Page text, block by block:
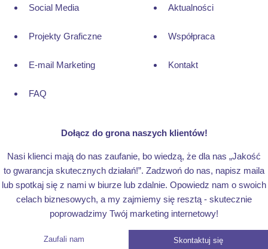
Social Media
Projekty Graficzne
E-mail Marketing
FAQ
Aktualności
Współpraca
Kontakt
Dołącz do grona naszych klientów!
Nasi klienci mają do nas zaufanie, bo wiedzą, że dla nas „Jakość
to gwarancja skutecznych działań!”. Zadzwoń do nas, napisz maila
lub spotkaj się z nami w biurze lub zdalnie. Opowiedz nam o swoich
celach biznesowych, a my zajmiemy się resztą - skutecznie
poprowadzimy Twój marketing internetowy!
Zaufali nam Skontaktuj się